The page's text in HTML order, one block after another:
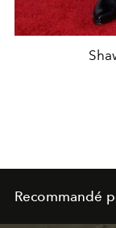
Recommandé